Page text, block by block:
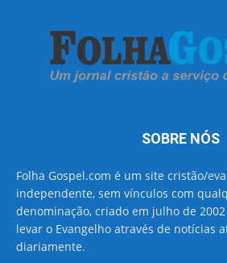
SOBRE NÓS
Folha Gospel.com é um site cristão/
independente, sem vínculos com
denominação, criado em julho de
levar o Evangelho através de notícias
diariamente.